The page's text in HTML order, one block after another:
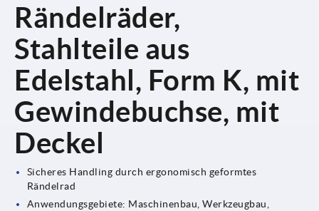
Rändelräder,
Stahlteile aus
Edelstahl, Form K, mit
Gewindebuchse, mit
Deckel
Sicheres Handling durch ergonomisch geformtes
Rändelrad
Anwendungsgebiete: Maschinenbau, Werkzeugbau,